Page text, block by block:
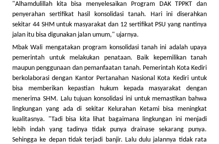
"Alhamdulillah kita bisa menyelesaikan Program DAK TPPKT dan
penyerahan sertifikat hasil konsolidasi tanah. Hari ini diserahkan
sekitar 44 SHM untuk masyarakat dan 12 sertifikat PSU yang nantinya
jalan itu bisa digunakan jalan umum," ujarnya.
Mbak Wali mengatakan program konsolidasi tanah ini adalah upaya
pemerintah untuk melakukan penataan. Baik kepemilikan tanah
maupun penggunaan dan pemanfaatan tanah. Pemerintah Kota Kediri
berkolaborasi dengan Kantor Pertanahan Nasional Kota Kediri untuk
bisa memberikan kepastian hukum kepada masyarakat dengan
menerima SHM. Lalu tujuan konsolidasi ini untuk memastikan bahwa
lingkungan yang ada di sekitar Kelurahan Ketami bisa meningkat
kualitasnya. "Tadi bisa kita lihat bagaimana lingkungan ini menjadi
lebih indah yang tadinya tidak punya drainase sekarang punya.
Sehingga ke depan tidak terjadi banjir. Lalu dulu jalannya tidak rata